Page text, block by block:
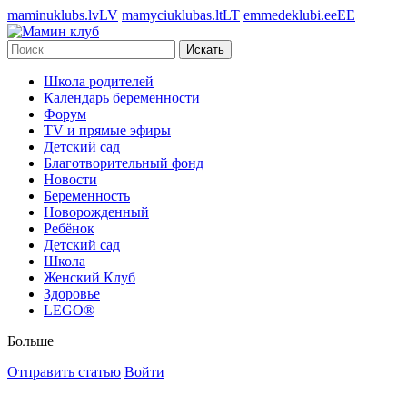
maminuklubs.lvLV mamyciuklubas.ltLT emmedeklubi.eeEE
Искать
Школа родителей
Календарь беременности
Форум
TV и прямые эфиры
Детский сад
Благотворительный фонд
Новости
Беременность
Новорожденный
Ребёнок
Детский сад
Школа
Женский Клуб
Здоровье
LEGO®
Больше
Отправить статью Войти